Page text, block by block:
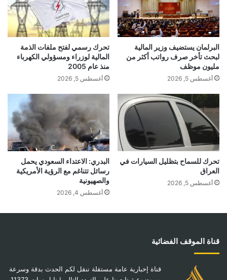
البرلمان يستضيف وزير المالية
لبحث تأخر صرف رواتب أكثر من
مليون موظف
أغسطس 5, 2026
تحرك رسمي لفتح ملفات الذمة
المالية لوزراء ومسؤولي الكهرباء
منذ عام 2005
أغسطس 5, 2026
تحرك للسماح بتظليل السيارات في
العراق
أغسطس 5, 2026
البدري: الاعتداء السعودي يحمل
رسائل تتناغم مع الرؤية الأمريكية
والصهيونية
أغسطس 4, 2026
قناة الموقف الفضائية
قناة إخبارية عامة مستقلة ننقل لكم الحدث بدقة وسرعة